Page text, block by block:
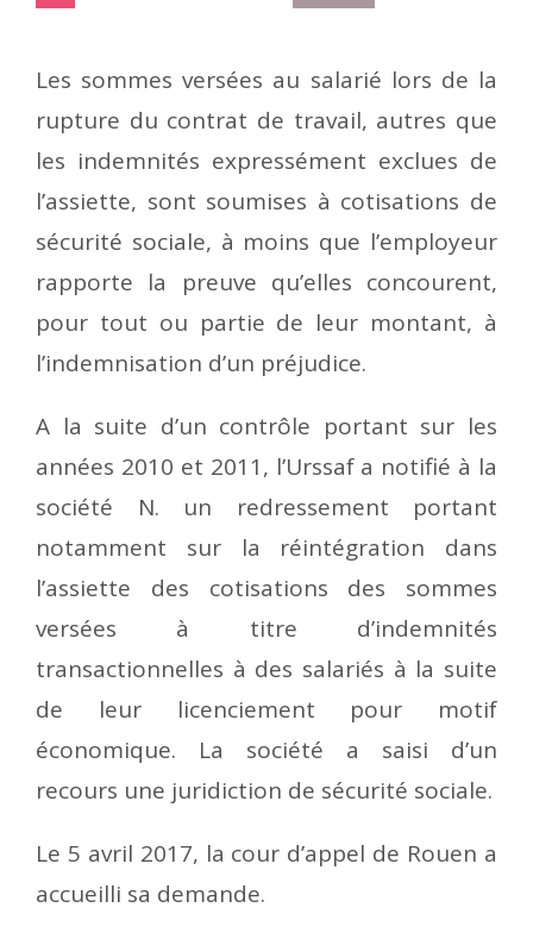
Les sommes versées au salarié lors de la
rupture du contrat de travail, autres que
les indemnités expressément exclues de
l’assiette, sont soumises à cotisations de
sécurité sociale, à moins que l’employeur
rapporte la preuve qu’elles concourent,
pour tout ou partie de leur montant, à
l’indemnisation d’un préjudice.
A la suite d’un contrôle portant sur les
années 2010 et 2011, l’Urssaf a notifié à la
société N. un redressement portant
notamment sur la réintégration dans
l’assiette des cotisations des sommes
versées à titre d’indemnités
transactionnelles à des salariés à la suite
de leur licenciement pour motif
économique. La société a saisi d’un
recours une juridiction de sécurité sociale.
Le 5 avril 2017, la cour d’appel de Rouen a
accueilli sa demande.